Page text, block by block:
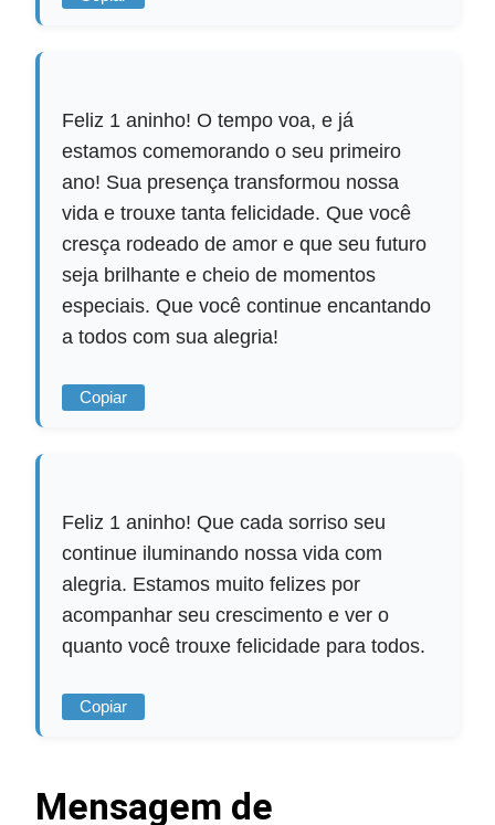
Feliz 1 aninho! O tempo voa, e já
estamos comemorando o seu primeiro
ano! Sua presença transformou nossa
vida e trouxe tanta felicidade. Que você
cresça rodeado de amor e que seu futuro
seja brilhante e cheio de momentos
especiais. Que você continue encantando
a todos com sua alegria!
Copiar
Feliz 1 aninho! Que cada sorriso seu
continue iluminando nossa vida com
alegria. Estamos muito felizes por
acompanhar seu crescimento e ver o
quanto você trouxe felicidade para todos.
Copiar
Mensagem de